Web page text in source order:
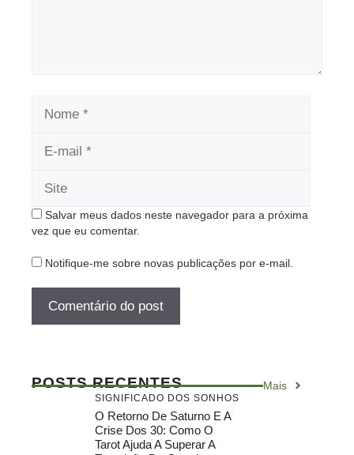
Salvar meus dados neste navegador para a próxima
vez que eu comentar.
Notifique-me sobre novas publicações por e-mail.
POSTS RECENTES Mais
SIGNIFICADO DOS SONHOS
O Retorno De Saturno E A
Crise Dos 30: Como O
Tarot Ajuda A Superar A